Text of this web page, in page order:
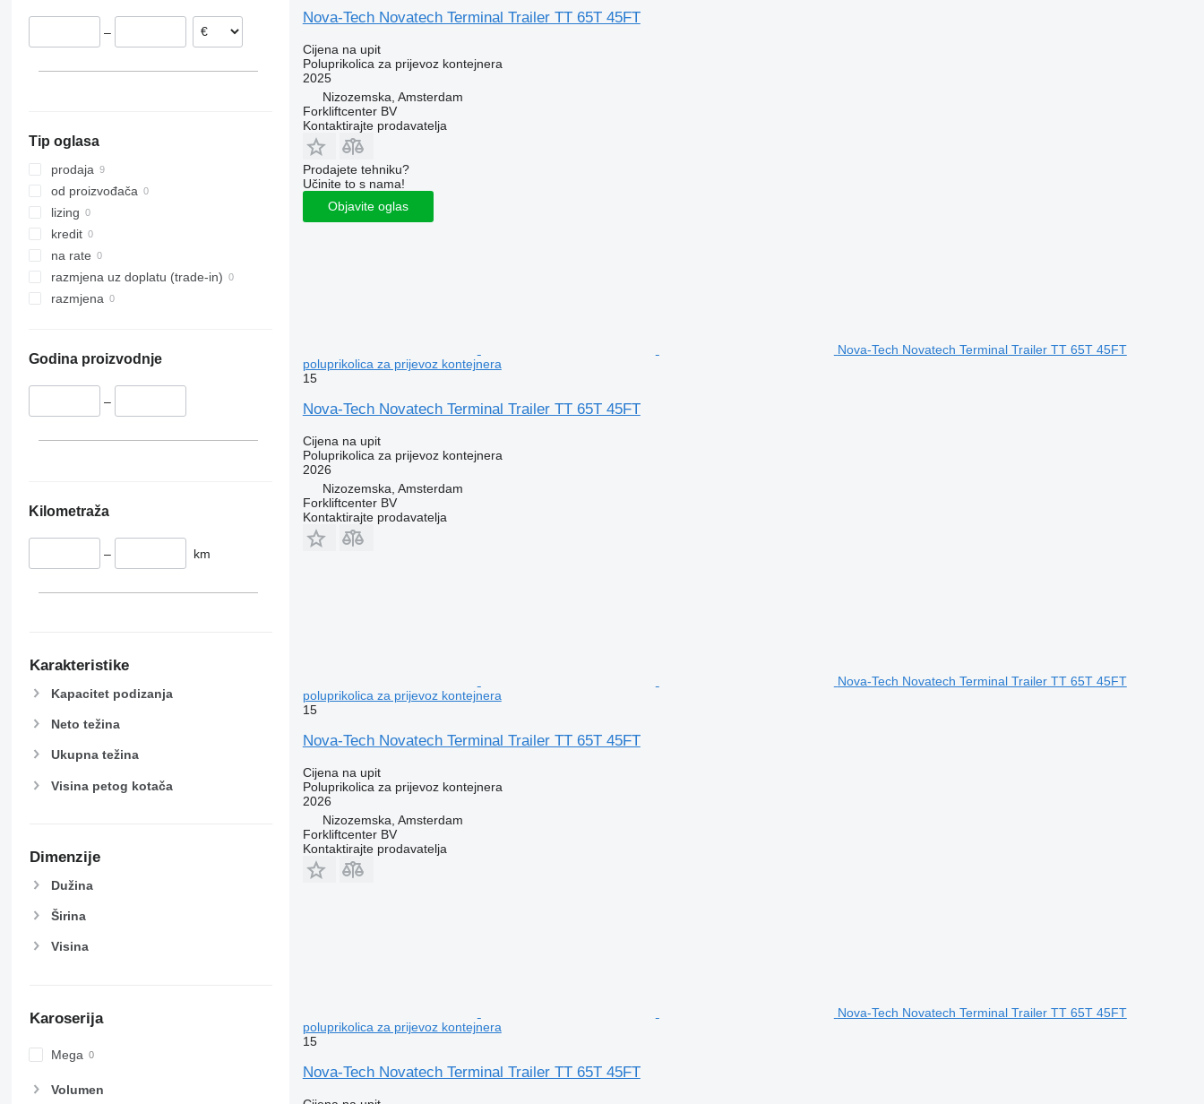
–
Tip oglasa
prodaja
od proizvođača
lizing
kredit
na rate
razmjena uz doplatu (trade-in)
razmjena
Godina proizvodnje
–
Kilometraža
– km
Karakteristike
Kapacitet podizanja
Neto težina
Ukupna težina
Visina petog kotača
Dimenzije
Dužina
Širina
Visina
Karoserija
Mega
Volumen
Nova-Tech Novatech Terminal Trailer TT 65T 45FT
Cijena na upit
Poluprikolica za prijevoz kontejnera
2025
Nizozemska, Amsterdam
Forkliftcenter BV
Kontaktirajte prodavatelja
Prodajete tehniku?
Učinite to s nama!
Objavite oglas
Nova-Tech Novatech Terminal Trailer TT 65T 45FT
poluprikolica za prijevoz kontejnera
15
Nova-Tech Novatech Terminal Trailer TT 65T 45FT
Cijena na upit
Poluprikolica za prijevoz kontejnera
2026
Nizozemska, Amsterdam
Forkliftcenter BV
Kontaktirajte prodavatelja
Nova-Tech Novatech Terminal Trailer TT 65T 45FT
poluprikolica za prijevoz kontejnera
15
Nova-Tech Novatech Terminal Trailer TT 65T 45FT
Cijena na upit
Poluprikolica za prijevoz kontejnera
2026
Nizozemska, Amsterdam
Forkliftcenter BV
Kontaktirajte prodavatelja
Nova-Tech Novatech Terminal Trailer TT 65T 45FT
poluprikolica za prijevoz kontejnera
15
Nova-Tech Novatech Terminal Trailer TT 65T 45FT